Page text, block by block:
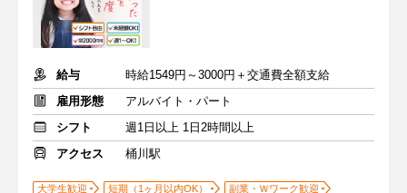
給与
時給1549円～3000円＋交通費全額支給
雇用形態
アルバイト・パート
シフト
週1日以上 1日2時間以上
アクセス
桶川駅
大学生歓迎 短期（1ヶ月以内OK） 副業・Ｗワーク歓迎